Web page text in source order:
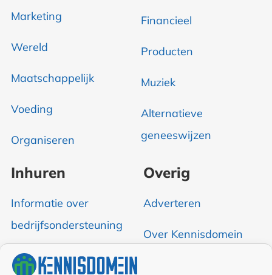
Marketing
Wereld
Maatschappelijk
Voeding
Organiseren
Financieel
Producten
Muziek
Alternatieve
geneeswijzen
Inhuren
Informatie over
bedrijfsondersteuning
Overig
Adverteren
Over Kennisdomein